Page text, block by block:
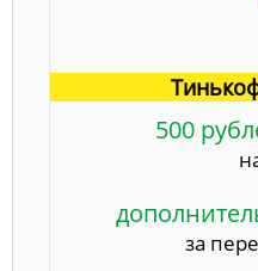
500
за